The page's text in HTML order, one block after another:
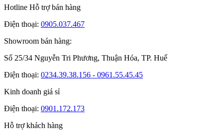
Hotline Hỗ trợ bán hàng
Điện thoại: 0905.037.467
Showroom bán hàng:
Số 25/34 Nguyễn Tri Phương, Thuận Hóa, TP. Huế
Điện thoại: 0234.39.38.156 - 0961.55.45.45
Kinh doanh giá sỉ
Điện thoại: 0901.172.173
Hỗ trợ khách hàng